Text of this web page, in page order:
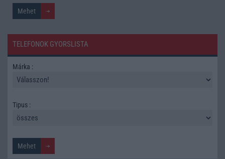
TELEFONOK GYORSLISTA
Márka :
Tipus :